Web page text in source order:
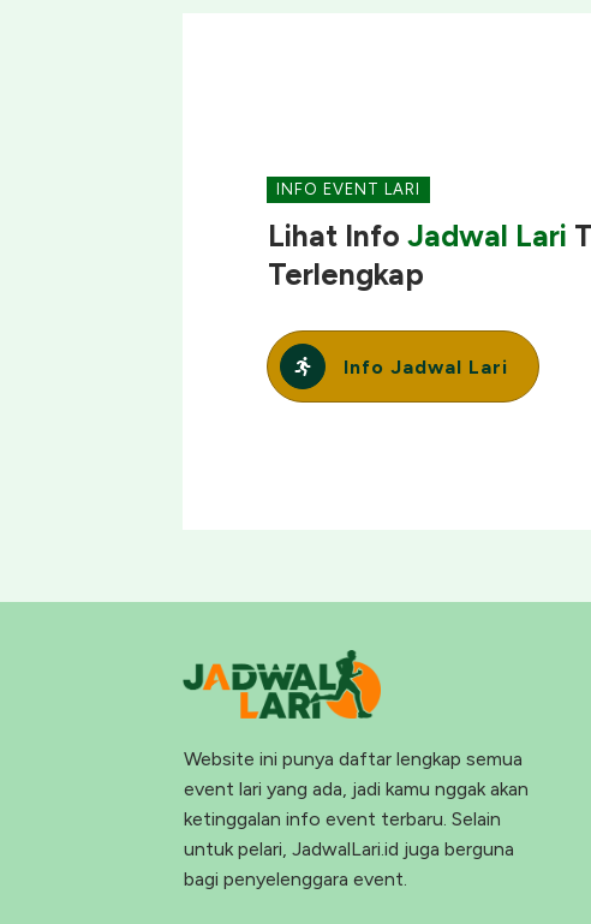
INFO EVENT LARI
Lihat Info Jadwal Lari
Terlengkap
Info Jadwal Lari
Website ini punya daftar lengkap semua
event lari yang ada, jadi kamu nggak akan
ketinggalan info event terbaru. Selain
untuk pelari, JadwalLari.id juga berguna
bagi penyelenggara event.